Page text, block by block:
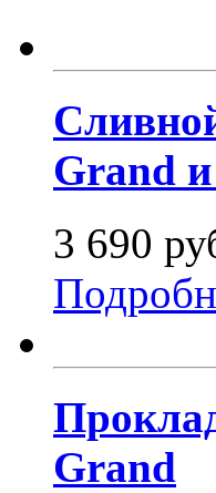
Grand
3 690
Grand